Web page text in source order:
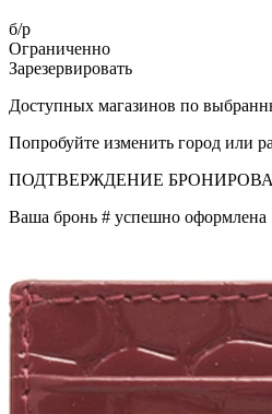
б/р
Ограниченно
Зарезервировать
Доступных магазинов по
Попробуйте изменить город или
ПОДТВЕРЖДЕНИЕ
Ваша бронь # успешно оформлена